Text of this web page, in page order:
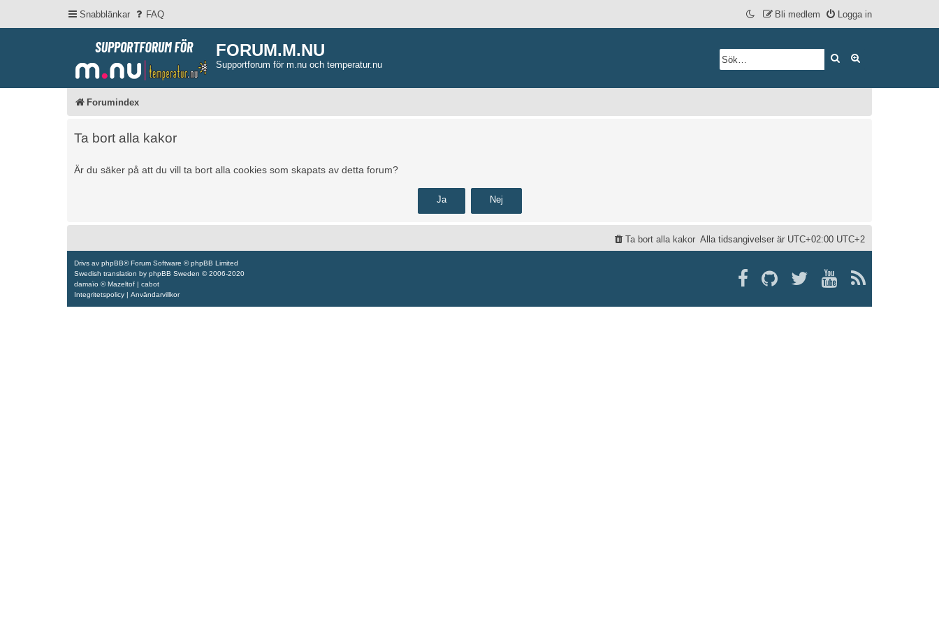
Snabblänkar FAQ Logga in
Bli medlem
FORUM.M.NU
Supportforum för m.nu och temperatur.nu
Sök
Forumindex
Ta bort alla kakor
Är du säker på att du vill ta bort alla cookies som skapats av detta forum?
Alla tidsangivelser är UTC+02:00 UTC+2
Ta bort alla kakor
Drivs av phpBB® Forum Software © phpBB Limited
Swedish translation by phpBB Sweden © 2006-2020
damaïo ©Mazeltof | cabot
Integritetspolicy | Användarvillkor